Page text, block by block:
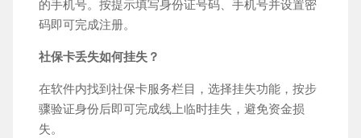
的手机号。按提示填写身份证号码、手机号并设置密
码即可完成注册。
社保卡丢失如何挂失？
在软件内找到社保卡服务栏目，选择挂失功能，按步
骤验证身份后即可完成线上临时挂失，避免资金损
失。